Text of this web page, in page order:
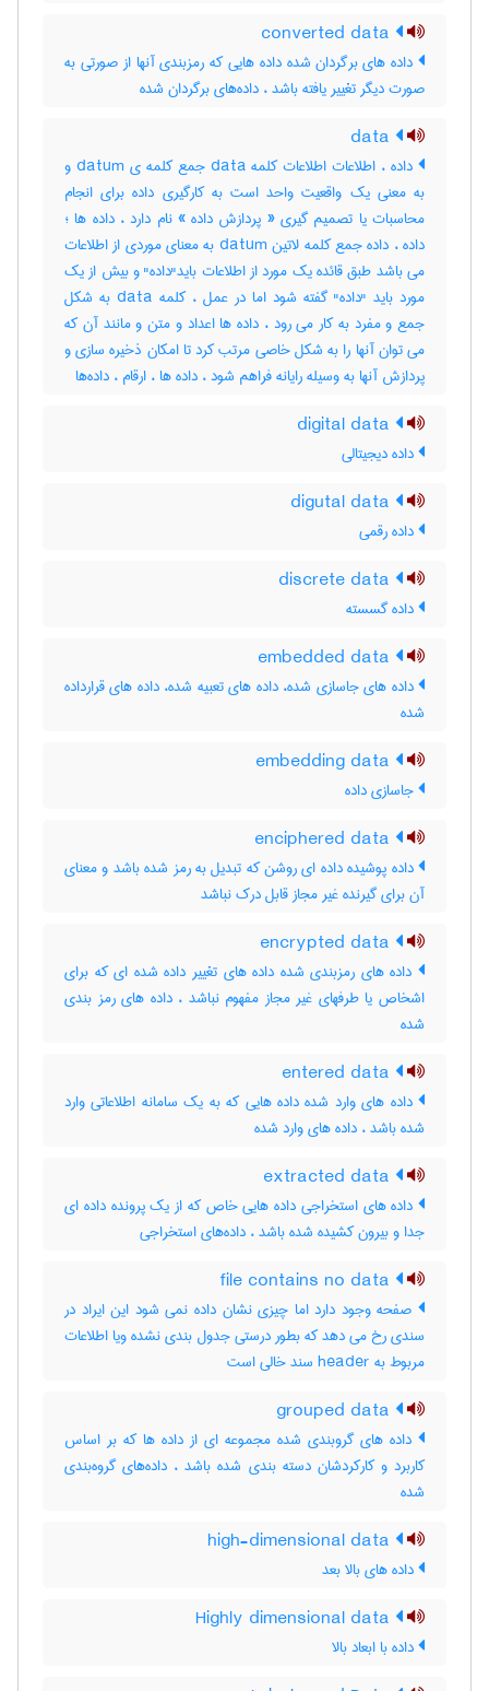
داده های برگردان شده داده هایی که رمزبندی آنها از صورتی به
صورت دیگر تغییر یافته باشد ، داده‌های برگردان شده
داده ، اطلاعات اطلاعات کلمه data جمع کلمه ی datum و
به معنی یک واقعیت واحد است به کارگیری داده برای انجام
محاسبات یا تصمیم گیری « پردازش داده » نام دارد ، داده ها ؛
داده ، داده جمع کلمه لاتین datum به معنای موردی از اطلاعات
می باشد طبق قائده یک مورد از اطلاعات باید"داده" و بیش از یک
مورد باید "داده" گفته شود اما در عمل ، کلمه data به شکل
جمع و مفرد به کار می رود ، داده ها اعداد و متن و مانند آن که
می توان آنها را به شکل خاصی مرتب کرد تا امکان ذخیره سازی و
پردازش آنها به وسیله رایانه فراهم شود ، داده ها ، ارقام ، داده‌ها
داده دیجیتالی
داده رقمی
داده گسسته
داده های جاسازی شده، داده های تعبیه شده، داده های قرارداده
شده
جاسازی داده
داده پوشیده داده ای روشن که تبدیل به رمز شده باشد و معنای
آن برای گیرنده غیر مجاز قابل درک نباشد
داده های رمزبندی شده داده های تغییر داده شده ای که برای
اشخاص یا طرفهای غیر مجاز مفهوم نباشد ، داده‌ های رمز بندی
شده
داده های وارد شده داده هایی که به یک سامانه اطلاعاتی وارد
شده باشد ، داده‌ های وارد شده
داده های استخراجی داده هایی خاص که از یک پرونده داده ای
جدا و بیرون کشیده شده باشد ، داده‌های استخراجی
صفحه وجود دارد اما چیزی نشان داده نمی شود این ایراد در
سندی رخ می دهد که بطور درستی جدول بندی نشده ویا اطلاعات
مربوط به header سند خالی است
داده های گروبندی شده مجموعه ای از داده ها که بر اساس
کاربرد و کارکردشان دسته بندی شده باشد ، داده‌های گروه‌بندی
شده
داده های بالا بعد
داده با ابعاد بالا